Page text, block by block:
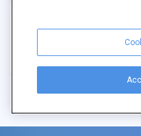
Dois-je savoir coder
Ai-je besoin d’un